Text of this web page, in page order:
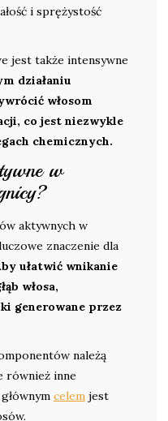
i sprężystość
jest także intensywne
działaniu
włosom
co jest niezwykle
chemicznych.
w
aktywnych w
znaczenie dla
ułatwić wnikanie
włosa,
generowane przez
należą
również inne
celem jest